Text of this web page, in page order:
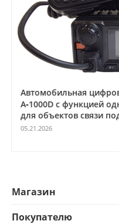
Автомобильная
А‑1000D с функцией
для объектов связи
05.21.2026
Магазин
Покупателю